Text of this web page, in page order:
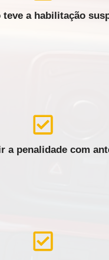
teve a habilitação
a penalidade com